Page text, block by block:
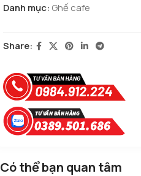
Danh mục: Ghế cafe
Share:
Có thể bạn quan tâm